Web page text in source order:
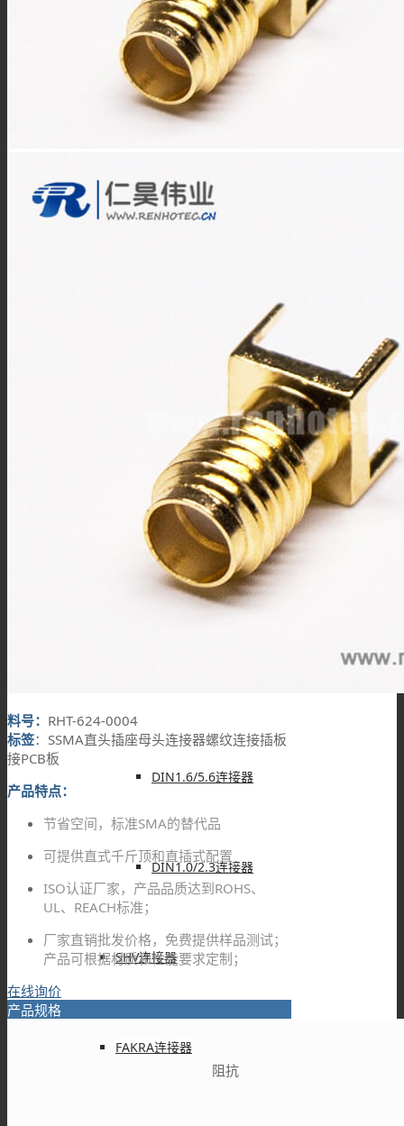
UHF连接器
DIN连接器
DIN7/16连接器
DIN1.6/5.6连接器
DIN1.0/2.3连接器
SHV连接器
FAKRA连接器
料号： RHT-624-0004
标签：SSMA直头插座母头连接器螺纹连接插板
接PCB板
产品特点：
节省空间，标准SMA的替代品
可提供直式千斤顶和直插式配置
ISO认证厂家，产品品质达到ROHS、
UL、REACH标准；
厂家直销批发价格，免费提供样品测试；
产品可根据材质和性能要求定制；
在线询价
产品规格
阻抗